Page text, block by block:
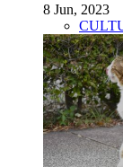
8 Jun, 2023